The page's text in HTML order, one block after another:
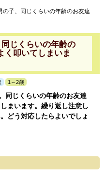
の子、同じくらいの年齢のお友達
じくらいの年齢の
く叩いてしまいま
1～2歳
同じくらいの年齢のお友達
まいます。繰り返し注意し
どう対応したらよいでしょ